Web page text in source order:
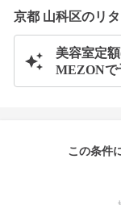
京都 山科区のリ
美容室定
MEZONで
この条件